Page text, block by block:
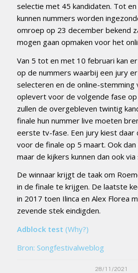
selectie met 45 kandidaten. Tot
kunnen nummers worden
omroep op 23 december bekend
mogen gaan opmaken voor het
Van 5 tot en met 10 februari kan
op de nummers waarbij een jury
selecteren en de online-stemming
oplevert voor de volgende fase op
zullen de overgebleven twintig
finale hun nummer live moeten
eerste tv-fase. Een jury kiest daar
voor de finale op 5 maart. Ook
maar de kijkers kunnen dan ook
De winnaar krijgt de taak om
in de finale te krijgen. De laatste
in 2017 toen Ilinca en Alex Florea
zevende stek eindigden.
Adblock test (Why?)
Bron: Songfestivalweblog
28/11/2021